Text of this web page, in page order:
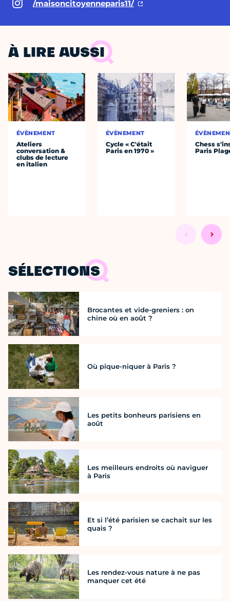
/maisoncitoyenneparis11/
À LIRE AUSSI
ÉVÈNEMENT
Ateliers
conversation &
clubs de lecture
en italien
ÉVÈNEMENT
Cycle « C'était
Paris en 1970 »
Chess
Paris
SÉLECTIONS
Brocantes et vide-greniers : on
chine où en août ?
Où pique-niquer à Paris ?
Les petits bonheurs parisiens en
août
Les meilleurs endroits où naviguer
à Paris
Et si l’été parisien se cachait sur les
quais ?
Les rendez-vous nature à ne pas
manquer cet été